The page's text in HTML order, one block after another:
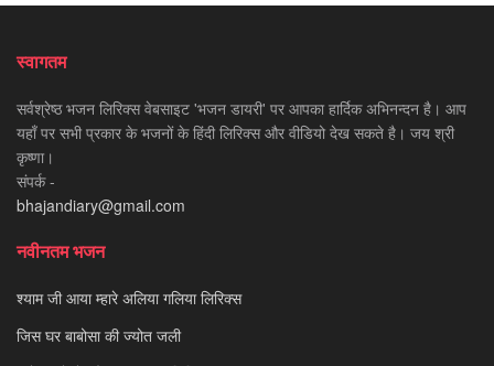
स्वागतम
सर्वश्रेष्ठ भजन लिरिक्स वेबसाइट 'भजन डायरी' पर आपका हार्दिक अभिनन्दन है। आप
यहाँ पर सभी प्रकार के भजनों के हिंदी लिरिक्स और वीडियो देख सकते है। जय श्री
कृष्णा।
संपर्क -
bhajandiary@gmail.com
नवीनतम भजन
श्याम जी आया म्हारे अलिया गलिया लिरिक्स
जिस घर बाबोसा की ज्योत जली